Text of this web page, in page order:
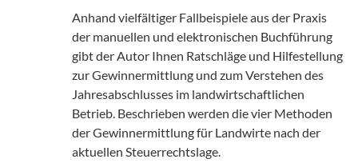
Anhand vielfältiger Fallbeispiele aus der Praxis
der manuellen und elektronischen Buchführung
gibt der Autor Ihnen Ratschläge und Hilfestellung
zur Gewinnermittlung und zum Verstehen des
Jahresabschlusses im landwirtschaftlichen
Betrieb. Beschrieben werden die vier Methoden
der Gewinnermittlung für Landwirte nach der
aktuellen Steuerrechtslage.